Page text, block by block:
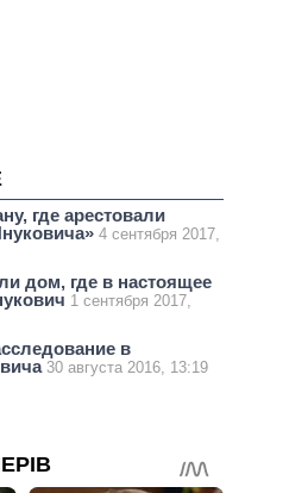
где арестовали
4 сентября 2017,
дом, где в настоящее
1 сентября 2017,
в
30 августа 2016, 13:19